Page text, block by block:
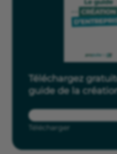
Téléchargez
guide de la
Télécharger